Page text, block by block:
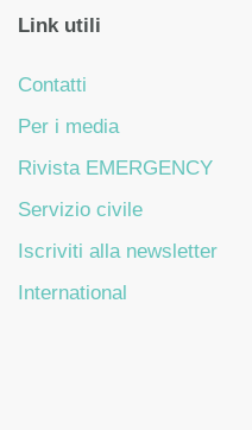
Link utili
Contatti
Per i media
Rivista EMERGENCY
Servizio civile
Iscriviti alla newsletter
International